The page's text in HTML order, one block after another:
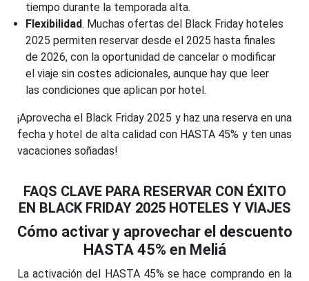
tiempo durante la temporada alta.
Flexibilidad. Muchas ofertas del Black Friday hoteles
2025 permiten reservar desde el 2025 hasta finales
de 2026, con la oportunidad de cancelar o modificar
el viaje sin costes adicionales, aunque hay que leer
las condiciones que aplican por hotel.
¡Aprovecha el Black Friday 2025 y haz una reserva en una
fecha y hotel de alta calidad con HASTA 45% y ten unas
vacaciones soñadas!
FAQS CLAVE PARA RESERVAR CON ÉXITO
EN BLACK FRIDAY 2025 HOTELES Y VIAJES
Cómo activar y aprovechar el descuento
HASTA 45% en Meliá
La activación del HASTA 45% se hace comprando en la